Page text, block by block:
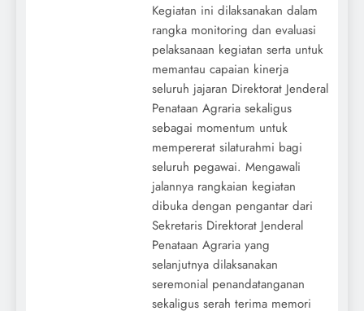
Kegiatan ini dilaksanakan dalam
rangka monitoring dan evaluasi
pelaksanaan kegiatan serta untuk
memantau capaian kinerja
seluruh jajaran Direktorat Jenderal
Penataan Agraria sekaligus
sebagai momentum untuk
mempererat silaturahmi bagi
seluruh pegawai. Mengawali
jalannya rangkaian kegiatan
dibuka dengan pengantar dari
Sekretaris Direktorat Jenderal
Penataan Agraria yang
selanjutnya dilaksanakan
seremonial penandatanganan
sekaligus serah terima memori